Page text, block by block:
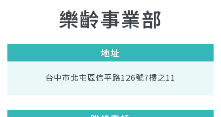
樂齡事業部
地址
台中市北屯區信平路126號7樓之11